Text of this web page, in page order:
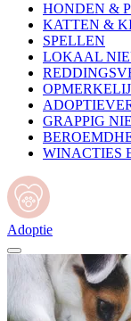
HONDEN &
KATTEN &
SPELLEN
LOKAAL
GRAPPIG
WINACTIES
Adoptie